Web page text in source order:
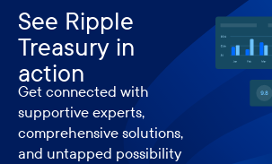
See Ripple
Treasury in
action
Get connected with
supportive experts,
comprehensive solutions,
and untapped possibility